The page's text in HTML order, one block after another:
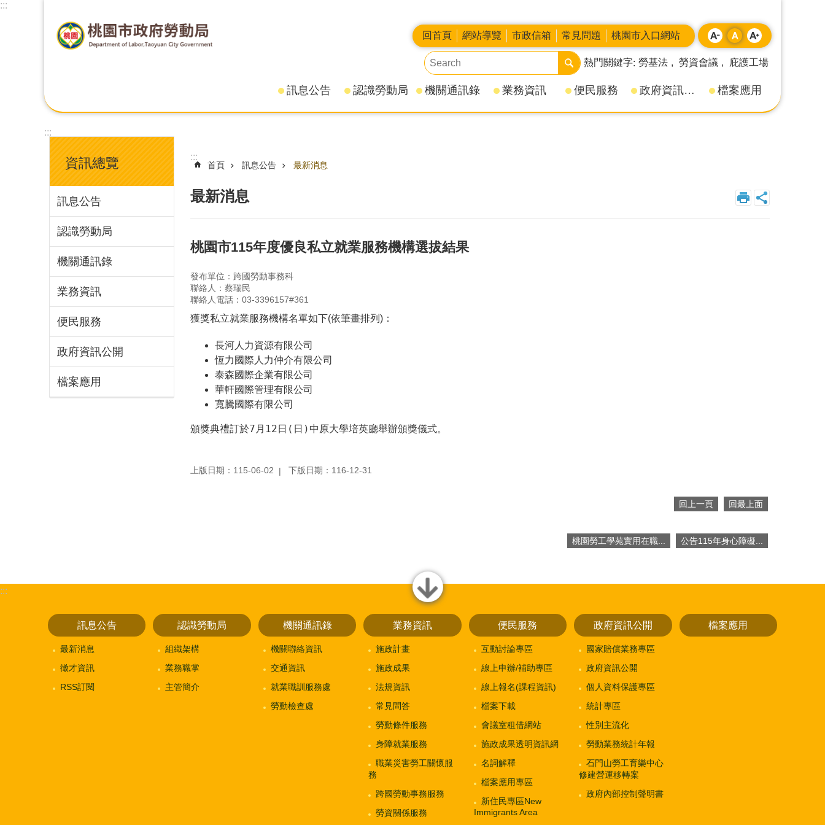
:::
回首頁 網站導覽 市政信箱 常見問題 桃園市入口網站
熱門關鍵字 勞基法 勞資會議 庇護工場
訊息公告 認識勞動局 機關通訊錄 業務資訊 便民服務 政府資訊公開 檔案應用
:::
資訊總覽
訊息公告
認識勞動局
機關通訊錄
業務資訊
便民服務
政府資訊公開
檔案應用
:::
首頁 訊息公告 最新消息
最新消息
桃園市115年度優良私立就業服務機構選拔結果
發布單位：跨國勞動事務科
聯絡人：蔡瑞民
聯絡人電話：03-3396157#361
獲獎私立就業服務機構名單如下(依筆畫排列)：
長河人力資源有限公司
恆力國際人力仲介有限公司
泰森國際企業有限公司
華軒國際管理有限公司
寬騰國際有限公司
頒獎典禮訂於7月12日(日)中原大學培英廳舉辦頒獎儀式。
上版日期：115-06-02 下版日期：116-12-31
回上一頁 回最上面
桃園勞工學苑實用在職... 公告115年身心障礙...
close
:::
訊息公告
最新消息
徵才資訊
RSS訂閱
認識勞動局
組織架構
業務職掌
主管簡介
機關通訊錄
機關聯絡資訊
交通資訊
就業職訓服務處
勞動檢查處
業務資訊
施政計畫
施政成果
法規資訊
常見問答
勞動條件服務
身障就業服務
職業災害勞工關懷服
務
跨國勞動事務服務
勞資關係服務
便民服務
互動討論專區
線上申辦/補助專區
線上報名(課程資訊)
檔案下載
會議室租借網站
施政成果透明資訊網
名詞解釋
檔案應用專區
新住民專區New
Immigrants Area
政府資訊公開
國家賠償業務專區
政府資訊公開
個人資料保護專區
統計專區
性別主流化
勞動業務統計年報
石門山勞工育樂中心
修建營運移轉案
政府內部控制聲明書
檔案應用